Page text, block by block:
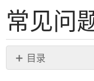
常见问
目录
无